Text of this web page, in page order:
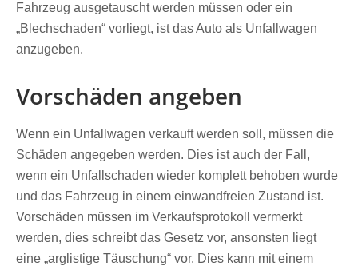
Fahrzeug ausgetauscht werden müssen oder ein
„Blechschaden“ vorliegt, ist das Auto als Unfallwagen
anzugeben.
Vorschäden angeben
Wenn ein Unfallwagen verkauft werden soll, müssen die
Schäden angegeben werden. Dies ist auch der Fall,
wenn ein Unfallschaden wieder komplett behoben wurde
und das Fahrzeug in einem einwandfreien Zustand ist.
Vorschäden müssen im Verkaufsprotokoll vermerkt
werden, dies schreibt das Gesetz vor, ansonsten liegt
eine „arglistige Täuschung“ vor. Dies kann mit einem